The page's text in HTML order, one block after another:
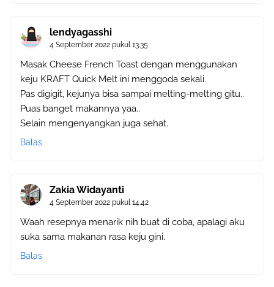
lendyagasshi
4 September 2022 pukul 13.35
Masak Cheese French Toast dengan menggunakan
keju KRAFT Quick Melt ini menggoda sekali.
Pas digigit, kejunya bisa sampai melting-melting gitu..
Puas banget makannya yaa..
Selain mengenyangkan juga sehat.
Balas
Zakia Widayanti
4 September 2022 pukul 14.42
Waah resepnya menarik nih buat di coba, apalagi aku
suka sama makanan rasa keju gini.
Balas